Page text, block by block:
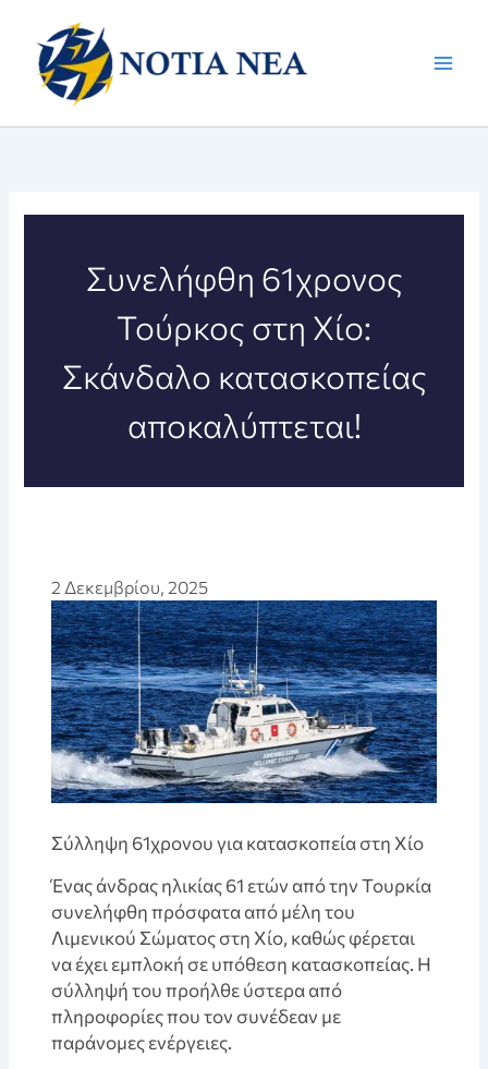
περιεχόμενο
Συνελήφθη 61χρονος
Τούρκος στη Χίο:
Σκάνδαλο κατασκοπείας
αποκαλύπτεται!
2 Δεκεμβρίου, 2025
Σύλληψη 61χρονου για κατασκοπεία στη Χίο
Ένας άνδρας ηλικίας 61 ετών από την Τουρκία
συνελήφθη πρόσφατα από μέλη του
Λιμενικού Σώματος στη Χίο, καθώς φέρεται
να έχει εμπλοκή σε υπόθεση κατασκοπείας. Η
σύλληψή του προήλθε ύστερα από
πληροφορίες που τον συνέδεαν με
παράνομες ενέργειες.